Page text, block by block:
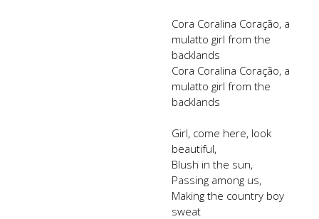
Cora Coralina Coração, a
mulatto girl from the
backlands
Cora Coralina Coração, a
mulatto girl from the
backlands
Girl, come here, look
beautiful,
Blush in the sun,
Passing among us,
Making the country boy
sweat